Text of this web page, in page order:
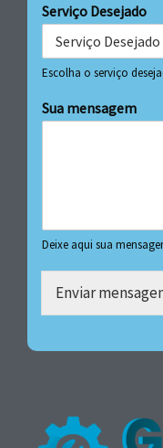
Serviço Desejado
Escolha o serviço
Sua mensagem
Deixe aqui sua
Enviar